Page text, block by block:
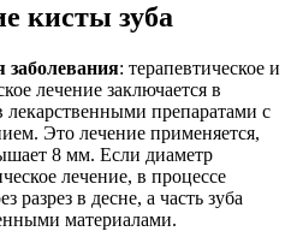
кисты зуба
заболевания: терапевтическое и
лечение заключается в
препаратами с
Это лечение применяется,
8 мм. Если диаметр
лечение, в процессе
разрез в десне, а часть зуба
материалами.